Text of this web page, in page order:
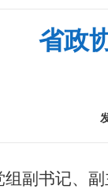
省政
副书记、